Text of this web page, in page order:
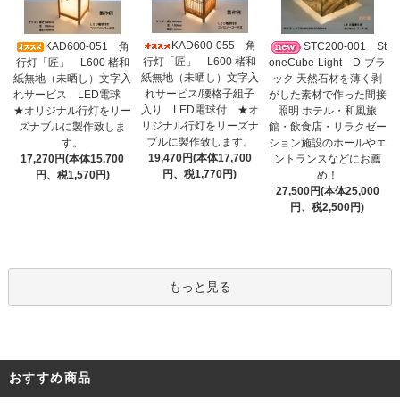
KAD600-051 角
行灯「匠」 L600 楮和
紙無地（未晒し）文字入
れサービス LED電球
★オリジナル行灯をリー
ズナブルに製作致しま
す。
17,270円(本体15,700
円、税1,570円)
KAD600-055 角
行灯「匠」 L600 楮和
紙無地（未晒し）文字入
れサービス/腰格子組子
入り LED電球付 ★オ
リジナル行灯をリーズナ
ブルに製作致します。
19,470円(本体17,700
円、税1,770円)
STC200-001 St
oneCube-Light D-ブラ
ック 天然石材を薄く剥
がした素材で作った間接
照明 ホテル・和風旅
館・飲食店・リラクゼー
ション施設のホールやエ
ントランスなどにお薦
め！
27,500円(本体25,000
円、税2,500円)
もっと見る
おすすめ商品